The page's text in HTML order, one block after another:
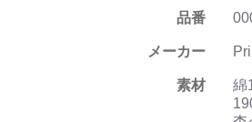
品番
メーカー
素材
綿